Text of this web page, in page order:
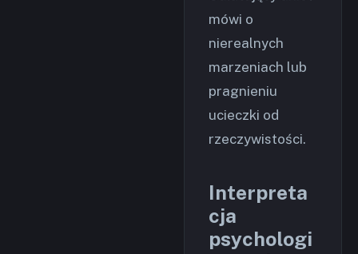
mówi o
nierealnych
marzeniach lub
pragnieniu
ucieczki od
rzeczywistości.
Interpreta
cja
psychologi